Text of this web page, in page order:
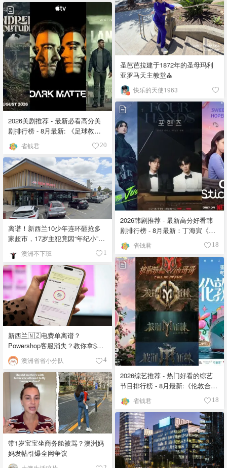
圣芭芭拉建于1872年的圣母玛利
亚罗马天主教堂⛪️
快乐的天使1963
2026美剧推荐 - 最新必看高分美
剧排行榜 - 8月最新: 《​​足球教练
》第四季回归！
省钱君 20
2026韩剧推荐 - 最新高分好看韩
剧排行榜 - 8月最新：丁海寅《我
的荒糖恋爱 》上线❣️
省钱君 18
离谱！新西兰10少年连环砸抢多
家超市，17岁主犯竟因“年纪小”躲
澳洲不下班 1
2026综艺推荐 - 热门好看的综艺
节目排行榜 - 8月最新:《​​伦敦合伙
人》回归啦
省钱君 18
新西兰🇳🇿电费单离谱？
Powershop客服消失？教你拿$5
万赔偿！澳洲省省小分队 4
带1岁宝宝坐商务舱被骂？澳洲妈
妈发帖引爆全网争议